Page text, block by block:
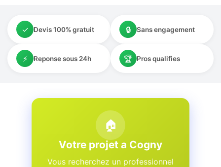
✓ Devis 100% gratuit 🔒 Sans engagement
⚡ Reponse sous 24h 🏆 Pros qualifies
🏠
Votre projet a Cogny
Vous recherchez un professionnel